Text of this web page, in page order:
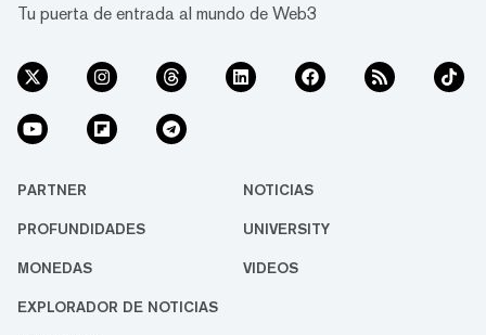
Tu puerta de entrada al mundo de Web3
PARTNER NOTICIAS
PROFUNDIDADES UNIVERSITY
MONEDAS VIDEOS
EXPLORADOR DE NOTICIAS